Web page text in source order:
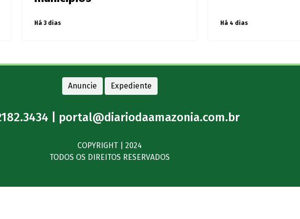
Há 3 dias Há 4 dias
Anuncie Expediente
| portal@diariodaamazonia.com.br
COPYRIGHT | 2024
TODOS OS DIREITOS RESERVADOS